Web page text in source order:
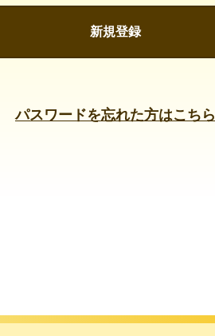
新規登録
パスワードを忘れた方はこちら